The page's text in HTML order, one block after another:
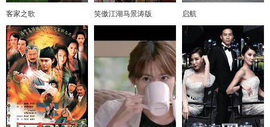
客家之歌 笑傲江湖马景涛版 启航